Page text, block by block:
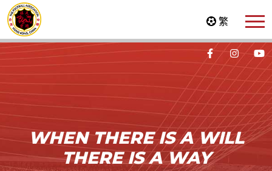
繁
WHEN THERE IS A WILL
THERE IS A WAY